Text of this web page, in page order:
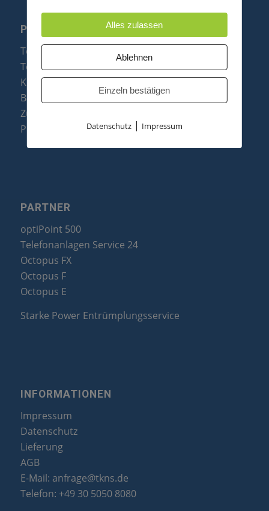
PRODUKTE
Telefonanlagen
Telefone
Konftel Konferenztelefone
Baugruppen
Zubehör & Ersatzteile
Produktzusammenfassung
PARTNER
optiPoint 500
Telefonanlagen Service 24
Octopus FX
Octopus F
Octopus E
Starke Power Entrümplungsservice
INFORMATIONEN
Impressum
Datenschutz
Lieferung
AGB
E-Mail: anfrage@tkns.de
Telefon: +49 30 5050 8080
Alles zulassen
Ablehnen
Einzeln bestätigen
Datenschutz| Impressum